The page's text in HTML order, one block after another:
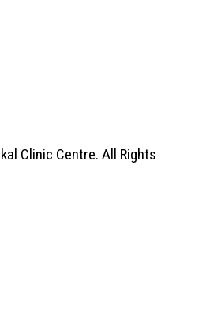
Clinic Centre. All Rights